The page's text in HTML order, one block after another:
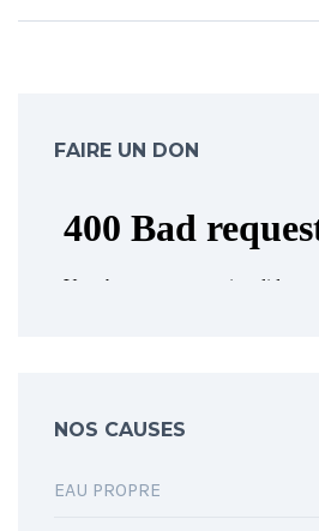
FAIRE UN DON
NOS CAUSES
EAU PROPRE